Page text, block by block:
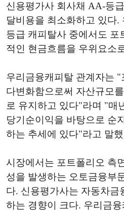
신용평가사 회사채 AA-등
달비용을 최소화하고 있다
등급 캐피탈사 중에서도 포
적인 현금흐름을 우위요소
우리금융캐피탈 관계자는 "
다변화함으로써 자산규모
로 유지하고 있다"라며 "매
당기순이익을 바탕으로 순
하는 추세에 있다"라고 말
시장에서는 포트폴리오 측
성을 발생하는 오토금융부
다. 신용평가사는 자동차금
하는 경향이 크다. 우리금